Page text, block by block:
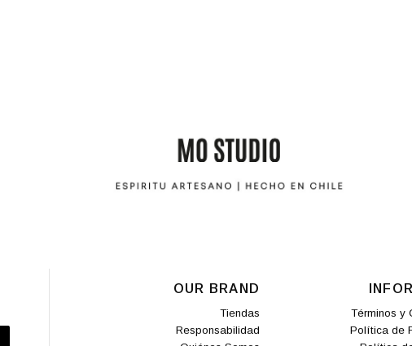
OUR BRAND
Tiendas
Responsabilidad
Términos y
Política de